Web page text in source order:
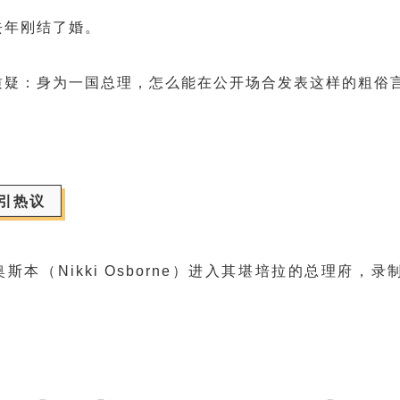
刚结了婚。
：身为一国总理，怎么能在公开场合发表这样的粗俗
热议
斯本 （Nikki Osborne）进入其堪培拉的总理府，录